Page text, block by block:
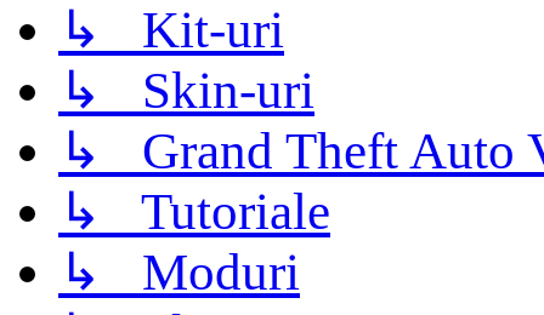
↳ Kit-uri
↳ Skin-uri
↳ Grand Theft Auto
↳ Tutoriale
↳ Moduri